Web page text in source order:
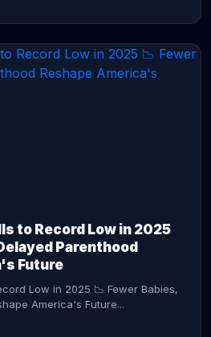
to Record Low in 2025
Parenthood
Future
Low in 2025 📉 Fewer Babies,
America's Future...